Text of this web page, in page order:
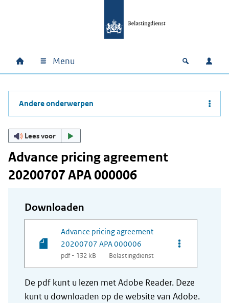
Hoofdnavigatie
Home Menu Open
Andere onderwerpen
Lees voor
Advance pricing agreement
20200707 APA 000006
Downloaden
Advance pricing agreement
20200707 APA 000006
pdf - 132 kB Belastingdienst
Opties van
De pdf kunt u lezen met Adobe Reader. Deze
kunt u downloaden op de website van Adobe.